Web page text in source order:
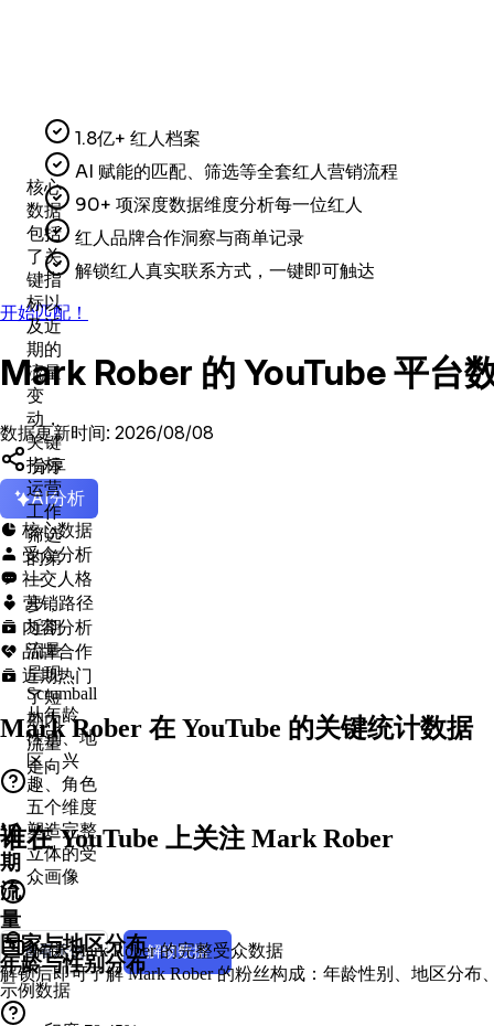
1.8亿+ 红人档案
AI 赋能的匹配、筛选等全套红人营销流程
90+ 项深度数据维度分析每一位红人
红人品牌合作洞察与商单记录
解锁红人真实联系方式，一键即可触达
开始匹配！
Mark Rober 的 YouTube 平台
数据更新时间: 2026/08/08
分享
AI分析
 核心数据
 受众分析
 社交人格
 营销路径
 内容分析
 品牌合作
 近期热门
Mark Rober 在 YouTube 的关键统计数据
核心
数据
包括
了关
键指
标以
及近
期的
流量
变
动，
关键
指标
运营
工作
筛选
的第
一
步，
近期
流量
呈现
了短
期内
流量
走向
近
期
流
量
表
现
谁在 YouTube 上关注 Mark Rober
Scrumball
从年龄、
性别、地
区、兴
趣、角色
五个维度
塑造完整
立体的受
众画像
查看示例 解锁数据
解锁 Mark Rober 的完整受众数据
解锁后即可了解 Mark Rober 的粉丝构成：年龄性别、地区分
年龄与性别分布
国家与地区分布
示例数据